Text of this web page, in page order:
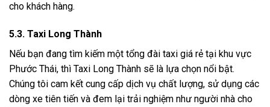
cho khách hàng.
5.3. Taxi Long Thành
Nếu bạn đang tìm kiếm một tổng đài taxi giá rẻ tại khu vực
Phước Thái, thì Taxi Long Thành sẽ là lựa chọn nổi bật.
Chúng tôi cam kết cung cấp dịch vụ chất lượng, sử dụng các
dòng xe tiên tiến và đem lại trải nghiệm như người nhà cho